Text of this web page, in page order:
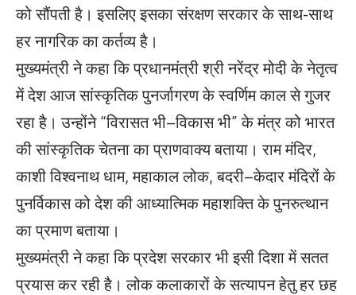
को सौंपती है। इसलिए इसका संरक्षण सरकार के साथ-साथ
हर नागरिक का कर्तव्य है।
मुख्यमंत्री ने कहा कि प्रधानमंत्री श्री नरेंद्र मोदी के नेतृत्व
में देश आज सांस्कृतिक पुनर्जागरण के स्वर्णिम काल से गुजर
रहा है। उन्होंने “विरासत भी–विकास भी” के मंत्र को भारत
की सांस्कृतिक चेतना का प्राणवाक्य बताया। राम मंदिर,
काशी विश्वनाथ धाम, महाकाल लोक, बदरी–केदार मंदिरों के
पुनर्विकास को देश की आध्यात्मिक महाशक्ति के पुनरुत्थान
का प्रमाण बताया।
मुख्यमंत्री ने कहा कि प्रदेश सरकार भी इसी दिशा में सतत
प्रयास कर रही है। लोक कलाकारों के सत्यापन हेतु हर छह